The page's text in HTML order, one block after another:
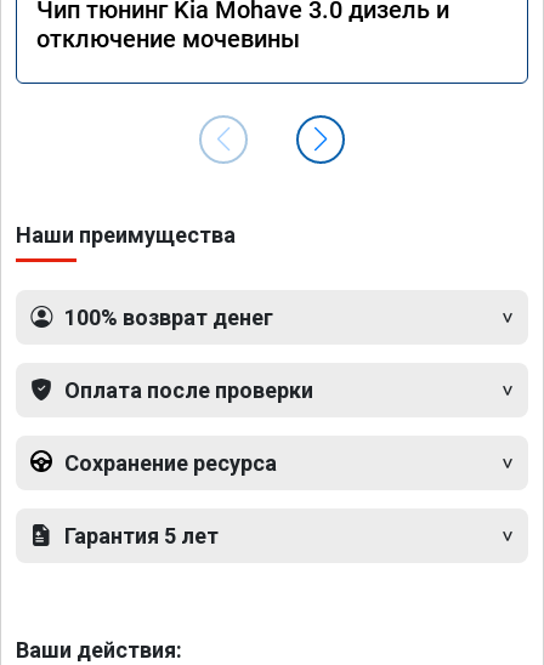
Чип тюнинг Kia Mohave 3.0 дизель и
отключение мочевины
Наши преимущества
100% возврат денег
Оплата после проверки
Сохранение ресурса
Гарантия 5 лет
Ваши действия: